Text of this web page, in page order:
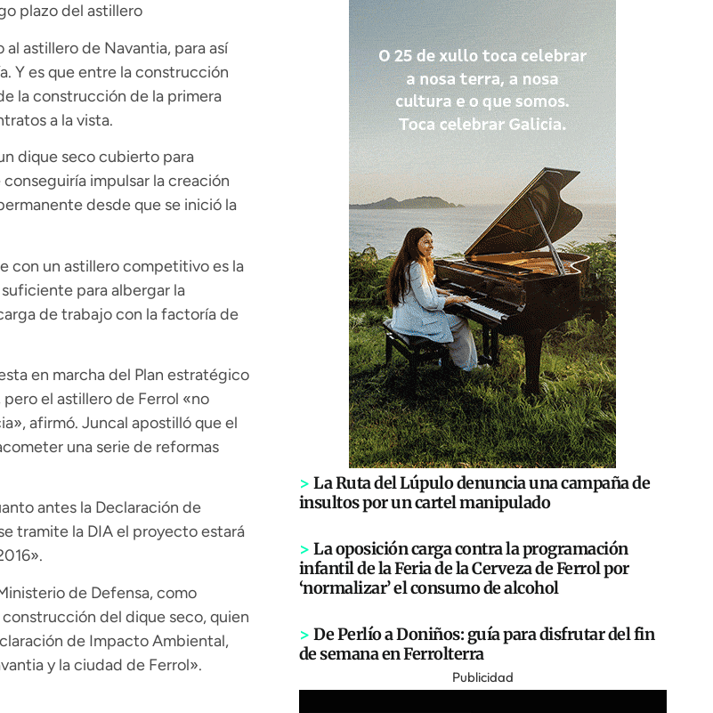
plazo del astillero
astillero de Navantia, para así
Y es que entre la construcción
la construcción de la primera
a la vista.
dique seco cubierto para
impulsar la creación
desde que se inició la
con un astillero competitivo es la
para albergar la
de trabajo con la factoría de
en marcha del Plan estratégico
el astillero de Ferrol «no
afirmó. Juncal apostilló que el
una serie de reformas
antes la Declaración de
tramite la DIA el proyecto estará
de Defensa, como
del dique seco, quien
de Impacto Ambiental,
y la ciudad de Ferrol».
> La Ruta del Lúpulo denuncia una campaña de
insultos por un cartel manipulado
> La oposición carga contra la programación
infantil de la Feria de la Cerveza de Ferrol por
‘normalizar’ el consumo de alcohol
> De Perlío a Doniños: guía para disfrutar del fin
de semana en Ferrolterra
Publicidad